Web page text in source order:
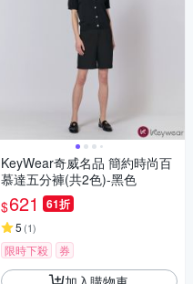
KeyWear奇威名品 簡約時尚百
慕達五分褲(共2色)-黑色
$621 61折
5 (1)
限時下殺 券